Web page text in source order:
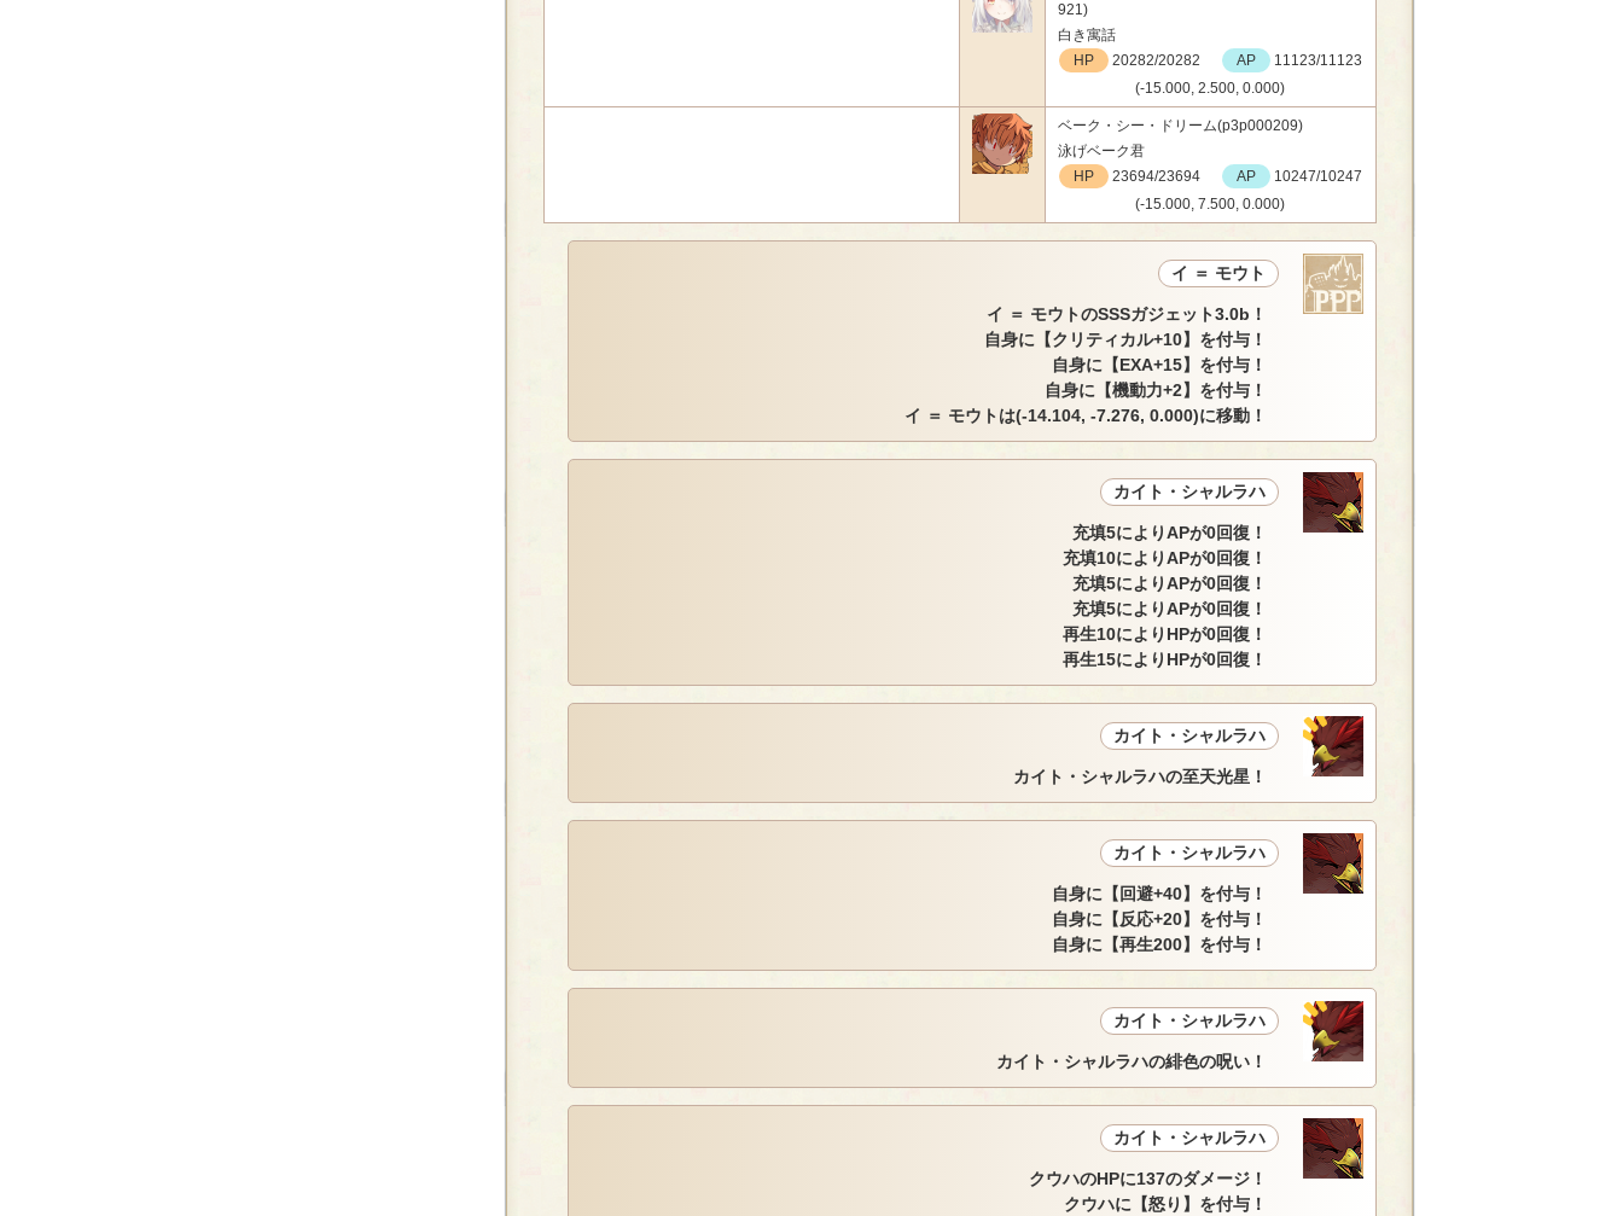
921)
白き寓話
HP
20282/20282 AP
11123/11123
(-15.000, 2.500, 0.000)
ベーク・シー・ドリーム(p3p000209)
泳げベーク君
HP
23694/23694 AP
10247/10247
(-15.000, 7.500, 0.000)
イ ＝ モウト
イ ＝ モウトのSSSガジェット3.0b！
自身に【クリティカル+10】を付与！
自身に【EXA+15】を付与！
自身に【機動力+2】を付与！
イ ＝ モウトは(-14.104, -7.276, 0.000)に移動！
カイト・シャルラハ
充填5によりAPが0回復！
充填10によりAPが0回復！
充填5によりAPが0回復！
充填5によりAPが0回復！
再生10によりHPが0回復！
再生15によりHPが0回復！
カイト・シャルラハ
カイト・シャルラハの至天光星！
カイト・シャルラハ
自身に【回避+40】を付与！
自身に【反応+20】を付与！
自身に【再生200】を付与！
カイト・シャルラハ
カイト・シャルラハの緋色の呪い！
カイト・シャルラハ
クウハのHPに137のダメージ！
クウハに【怒り】を付与！